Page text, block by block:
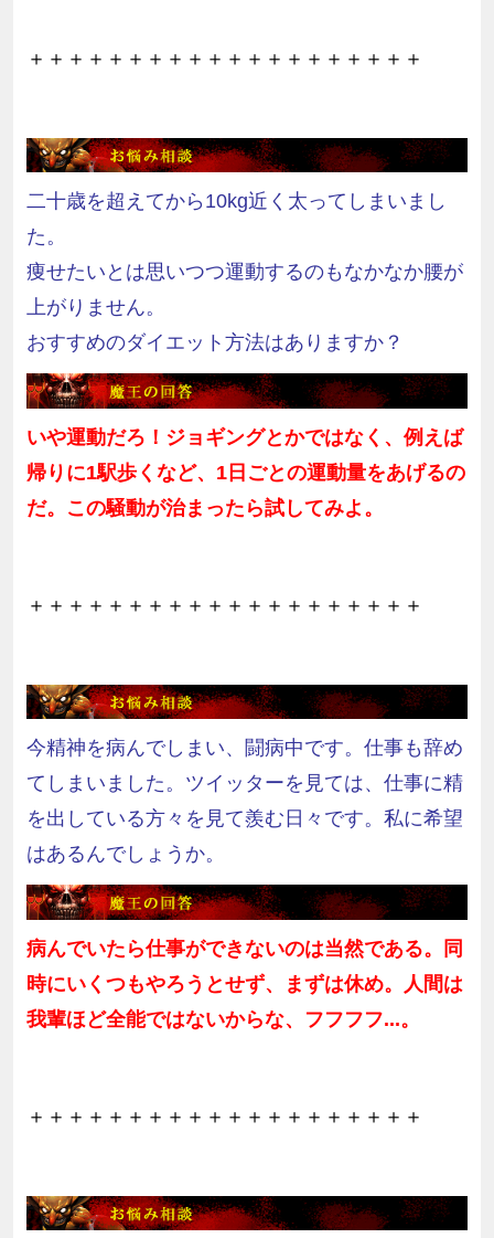
＋＋＋＋＋＋＋＋＋＋＋＋＋＋＋＋＋＋＋＋
二十歳を超えてから10kg近く太ってしまいまし
た。
痩せたいとは思いつつ運動するのもなかなか腰が
上がりません。
おすすめのダイエット方法はありますか？
いや運動だろ！ジョギングとかではなく、例えば
帰りに1駅歩くなど、 1日ごとの運動量をあげるの
だ。この騒動が治まったら試してみよ。
＋＋＋＋＋＋＋＋＋＋＋＋＋＋＋＋＋＋＋＋
今精神を病んでしまい、闘病中です。仕事も辞め
てしまいました。ツイッターを見ては、仕事に精
を出している方々を見て羨む日々です。私に希望
はあるんでしょうか。
病んでいたら仕事ができないのは当然である。同
時にいくつもやろうとせず、まずは休め。人間は
我輩ほど全能ではないからな、フフフフ...。
＋＋＋＋＋＋＋＋＋＋＋＋＋＋＋＋＋＋＋＋